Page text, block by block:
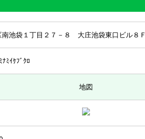
南池袋１丁目２７－８ 大庄池袋東口ビル８Ｆ
ﾅﾐｲｹﾌﾞｸﾛ
地図